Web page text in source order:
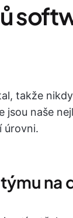
takže
naše
úrovni.
na